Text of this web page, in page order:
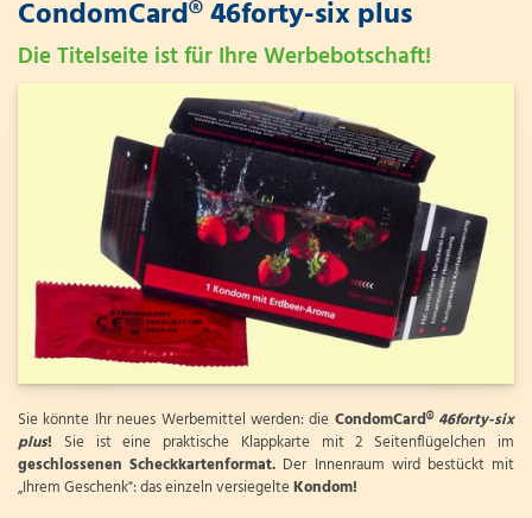
CondomCard® 46forty-six plus
Die Titelseite ist für Ihre Werbebotschaft!
Sie könnte Ihr neues Werbemittel werden: die CondomCard®46forty-six
plus! Sie ist eine praktische Klappkarte mit 2 Seitenflügelchen im
geschlossenen Scheckkartenformat. Der Innenraum wird bestückt mit
„Ihrem Geschenk": das einzeln versiegelteKondom!